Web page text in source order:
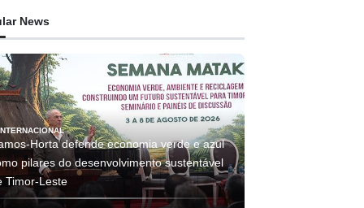
News
Horta defende economia verde e azul
pilares do desenvolvimento sustentável
Timor-Leste